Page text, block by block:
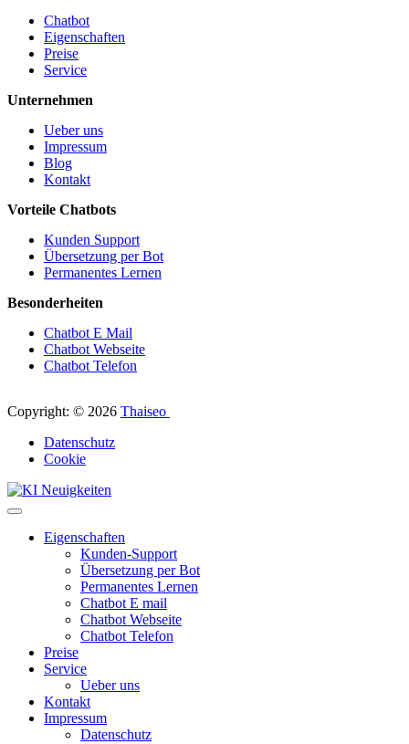
Chatbot
Eigenschaften
Preise
Service
Unternehmen
Ueber uns
Impressum
Blog
Kontakt
Vorteile Chatbots
Kunden Support
Übersetzung per Bot
Permanentes Lernen
Besonderheiten
Chatbot E Mail
Chatbot Webseite
Chatbot Telefon
Copyright: © 2026 Thaiseo
Datenschutz
Cookie
Eigenschaften
Kunden-Support
Übersetzung per Bot
Permanentes Lernen
Chatbot E mail
Chatbot Webseite
Chatbot Telefon
Preise
Service
Ueber uns
Kontakt
Impressum
Datenschutz